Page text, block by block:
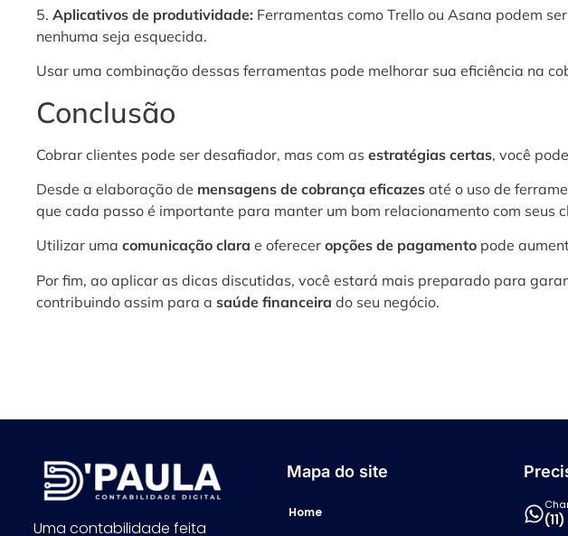
5. Aplicativos de produtividade: Ferramentas como Trello ou Asana podem
nenhuma seja esquecida.
Usar uma combinação dessas ferramentas pode melhorar sua eficiência na
Conclusão
Cobrar clientes pode ser desafiador, mas com as estratégias certas, você
Desde a elaboração de mensagens de cobrança eficazes até o uso de
que cada passo é importante para manter um bom relacionamento com seus
Utilizar uma comunicação clara e oferecer opções de pagamento pode
Por fim, ao aplicar as dicas discutidas, você estará mais preparado para
contribuindo assim para a saúde financeira do seu negócio.
Uma contabilidade feita
Mapa do site
Home